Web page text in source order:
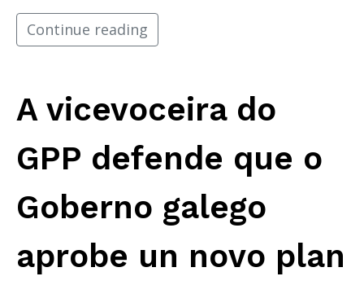
Continue reading
A vicevoceira do
GPP defende que o
Goberno galego
aprobe un novo plan